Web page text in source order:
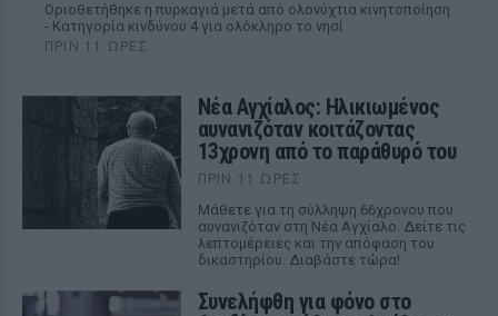
Οριοθετήθηκε η πυρκαγιά μετά από ολονύχτια κινητοποίηση
- Κατηγορία κινδύνου 4 για ολόκληρο το νησί
ΠΡΙΝ 11 ΏΡΕΣ
Νέα Αγχίαλος: Ηλικιωμένος
αυνανιζόταν κοιτάζοντας
13χρονη από το παράθυρό του
ΠΡΙΝ 11 ΏΡΕΣ
Μάθετε για τη σύλληψη 66χρονου που
αυνανιζόταν στη Νέα Αγχίαλο. Δείτε τις
λεπτομέρειες και την απόφαση του
δικαστηρίου. Διαβάστε τώρα!
Συνελήφθη για φόνο στο